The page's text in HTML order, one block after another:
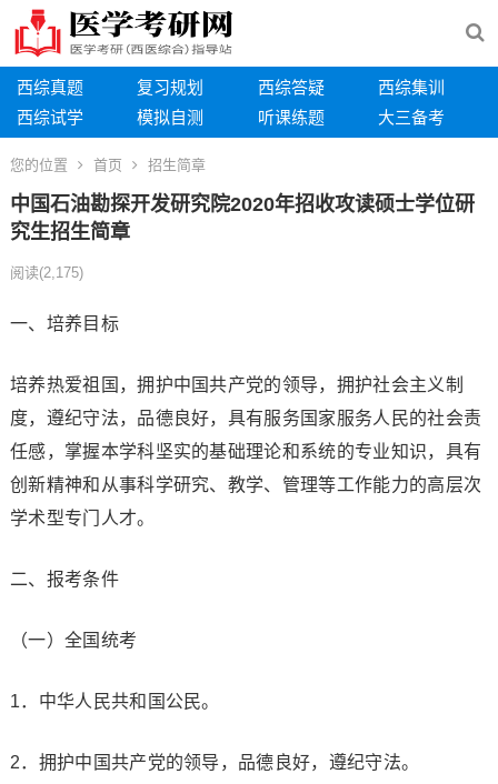
西综真题 复习规划 西综答疑
西综集训
西综试学
模拟自测 听课练题 大三备考
您的位置 首页 招生简章
中国石油勘探开发研究院2020年招收攻读硕士学位研
究生招生简章
阅读(2,175)
一、培养目标
培养热爱祖国，拥护中国共产党的领导，拥护社会主义制
度，遵纪守法，品德良好，具有服务国家服务人民的社会责
任感，掌握本学科坚实的基础理论和系统的专业知识，具有
创新精神和从事科学研究、教学、管理等工作能力的高层次
学术型专门人才。
二、报考条件
（一）全国统考
1．中华人民共和国公民。
2．拥护中国共产党的领导，品德良好，遵纪守法。